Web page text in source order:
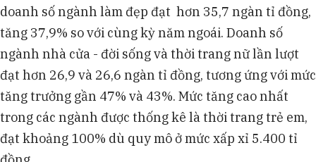
doanh số ngành làm đẹp đạt hơn 35,7 ngàn tỉ đồng,
tăng 37,9% so với cùng kỳ năm ngoái. Doanh số
ngành nhà cửa - đời sống và thời trang nữ lần lượt
đạt hơn 26,9 và 26,6 ngàn tỉ đồng, tương ứng với mức
tăng trưởng gần 47% và 43%. Mức tăng cao nhất
trong các ngành được thống kê là thời trang trẻ em,
đạt khoảng 100% dù quy mô ở mức xấp xỉ 5.400 tỉ